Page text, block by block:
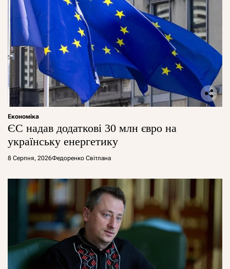
Економіка
ЄС надав додаткові 30 млн євро на
українську енергетику
8 Серпня, 2026Федоренко Світлана